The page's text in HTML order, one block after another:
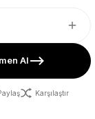
Al
Karşılaştır